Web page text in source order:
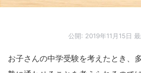
公開: 2019年11月15日
お子さんの中学受験を考えたとき、